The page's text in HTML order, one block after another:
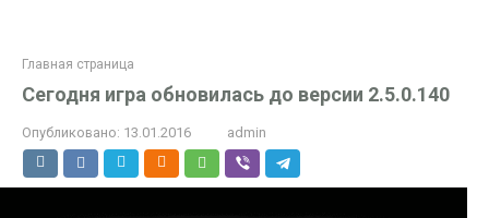
Главная страница
Сегодня игра обновилась до версии 2.5.0.140
Опубликовано: 13.01.2016 admin